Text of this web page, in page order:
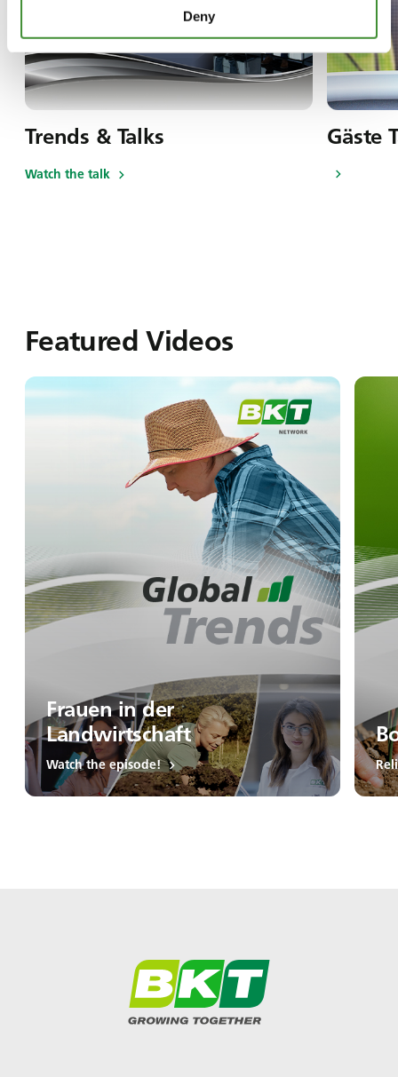
Deny
Trends & Talks
Watch the talk
Gäste
Featured Videos
Frauen in der
Landwirtschaft
Watch the episode!